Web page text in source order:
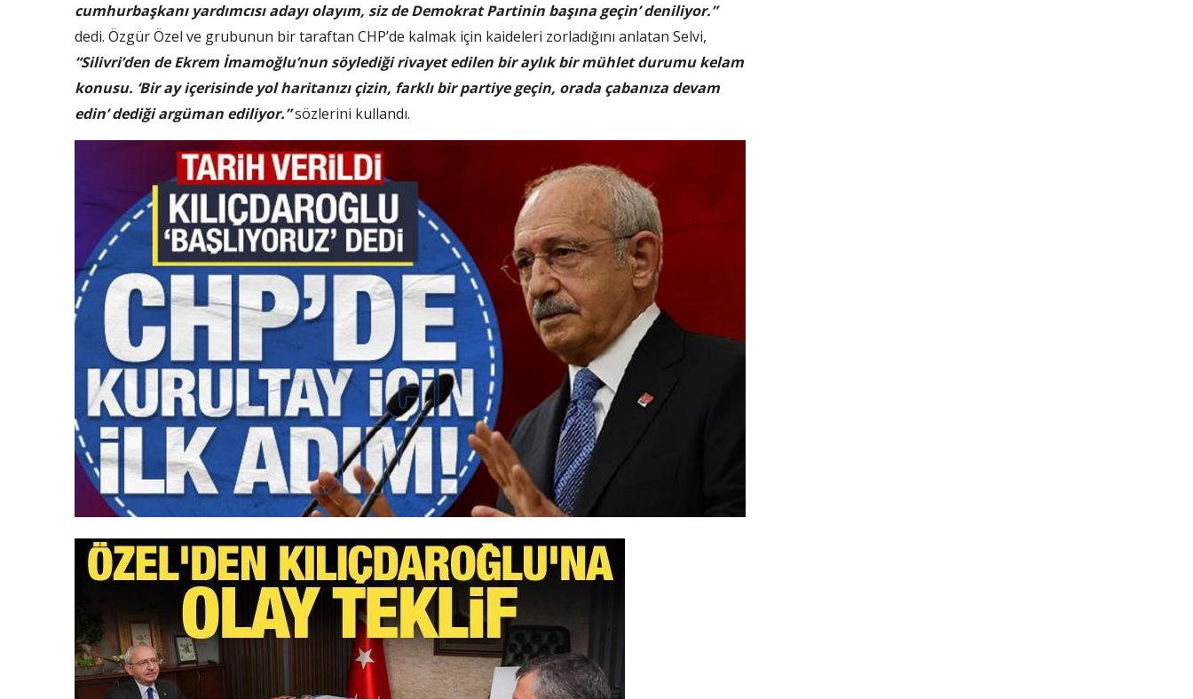
cumhurbaşkanı yardımcısı adayı olayım, siz de Demokrat Partinin başına geçin’ deniliyor.”
dedi. Özgür Özel ve grubunun bir taraftan CHP’de kalmak için kaideleri zorladığını anlatan Selvi,
“Silivri’den de Ekrem İmamoğlu’nun söylediği rivayet edilen bir aylık bir mühlet durumu kelam
konusu. ‘Bir ay içerisinde yol haritanızı çizin, farklı bir partiye geçin, orada çabanıza devam
edin’ dediği argüman ediliyor.”sözlerini kullandı.